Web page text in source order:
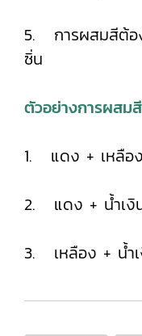
5. การผสมสีต้อง
ซิ่น
ตัวอย่างการผสมสี
1. แดง + เหลือ
2. แดง + น้ำเงิ
3. เหลือง + น้ำเ